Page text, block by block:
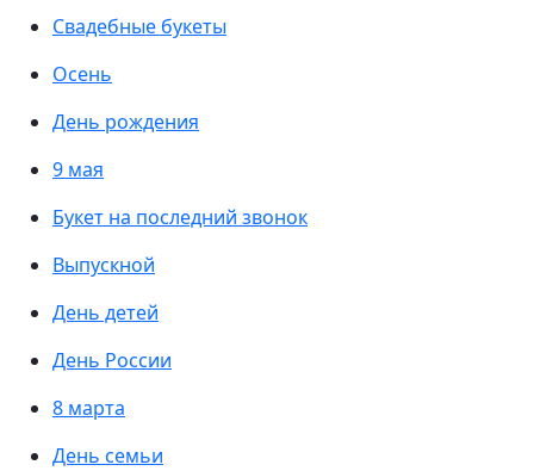
Свадебные букеты
Осень
День рождения
9 мая
Букет на последний звонок
Выпускной
День детей
День России
8 марта
День семьи